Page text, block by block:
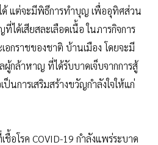
ด้ แต่จะมีพิธีการทำบุญ เพื่ออุทิศส่วน
ด้เสียสละเลือดเนื้อ ในภารกิจการ
อกราชของชาติ บ้านเมือง โดยจะมี
ผู้กล้าหาญ ที่ได้รับบาดเจ็บจากการสู้
ป็นการเสริมสร้างขวัญกำลังใจให้แก่
อโรค COVID-19 กำลังแพร่ระบาด